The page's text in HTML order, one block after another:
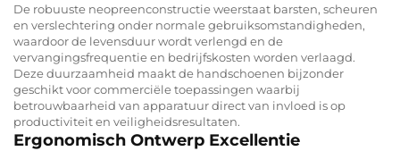
De robuuste neopreenconstructie weerstaat barsten, scheuren
en verslechtering onder normale gebruiksomstandigheden,
waardoor de levensduur wordt verlengd en de
vervangingsfrequentie en bedrijfskosten worden verlaagd.
Deze duurzaamheid maakt de handschoenen bijzonder
geschikt voor commerciële toepassingen waarbij
betrouwbaarheid van apparatuur direct van invloed is op
productiviteit en veiligheidsresultaten.
Ergonomisch Ontwerp Excellentie